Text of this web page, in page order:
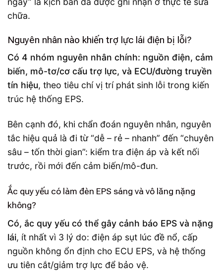
chữa.
Nguyên nhân nào khiến trợ lực lái điện bị lỗi?
Có 4 nhóm nguyên nhân chính: nguồn điện, cảm
biến, mô-tơ/cơ cấu trợ lực, và ECU/đường truyền
tín hiệu, theo tiêu chí vị trí phát sinh lỗi trong kiến
trúc hệ thống EPS.
Bên cạnh đó, khi chẩn đoán nguyên nhân, nguyên
tắc hiệu quả là đi từ “dễ – rẻ – nhanh” đến “chuyên
sâu – tốn thời gian”: kiểm tra điện áp và kết nối
trước, rồi mới đến cảm biến/mô-đun.
Ắc quy yếu có làm đèn EPS sáng và vô lăng nặng
không?
Có, ắc quy yếu có thể gây cảnh báo EPS và nặng
lái, ít nhất vì 3 lý do: điện áp sụt lúc đề nổ, cấp
nguồn không ổn định cho ECU EPS, và hệ thống
ưu tiên cắt/giảm trợ lực để bảo vệ.